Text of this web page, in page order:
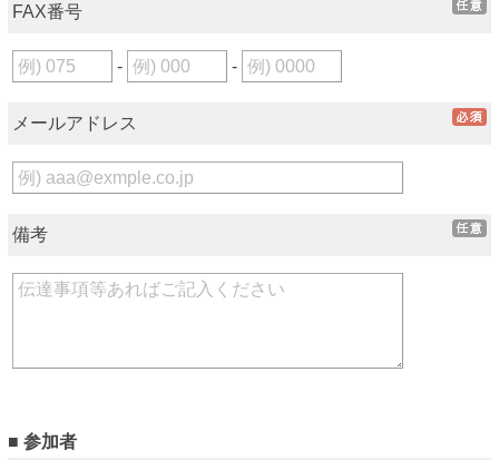
FAX番号
- -
メールアドレス
備考
■ 参加者